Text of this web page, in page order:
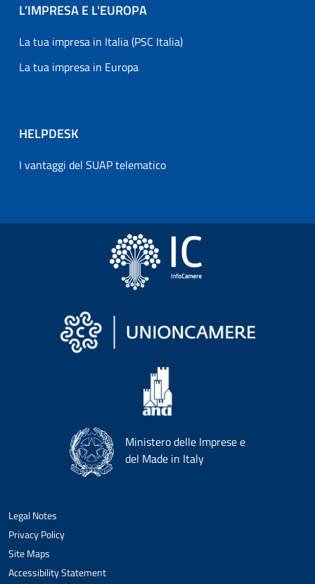
L’IMPRESA E L'EUROPA
La tua impresa in Italia (PSC Italia)
La tua impresa in Europa
HELPDESK
I vantaggi del SUAP telematico
Ministero delle Imprese e
del Made in Italy
Legal Notes
Privacy Policy
Site Maps
Accessibility Statement